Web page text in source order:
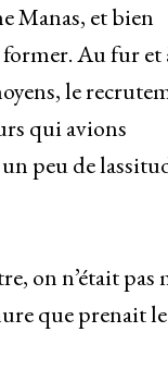
Manas, et bien
Au fur et
le
qui avions
peu de
on n’était pas
que prenait